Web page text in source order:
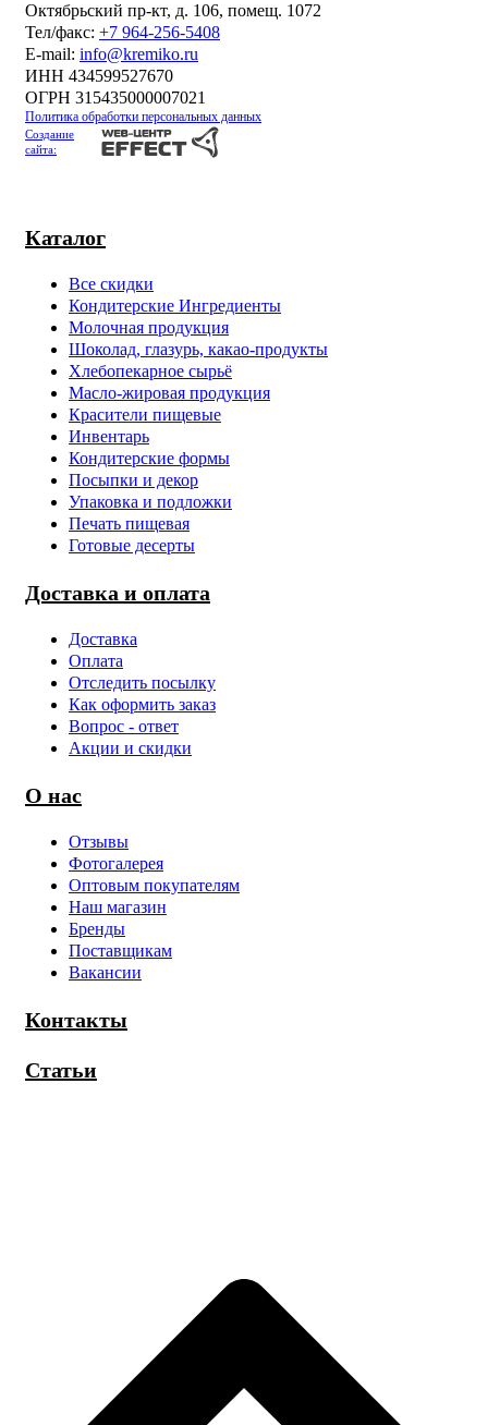
Каталог
Все скидки
Кондитерские Ингредиенты
Молочная продукция
Шоколад, глазурь, какао-продукты
Хлебопекарное сырьё
Масло-жировая продукция
Красители пищевые
Инвентарь
Кондитерские формы
Посыпки и декор
Упаковка и подложки
Печать пищевая
Готовые десерты
Доставка и оплата
Доставка
Оплата
Отследить посылку
Как оформить заказ
Вопрос - ответ
Акции и скидки
О нас
Отзывы
Фотогалерея
Оптовым покупателям
Наш магазин
Бренды
Поставщикам
Вакансии
Контакты
Статьи
Октябрьский пр-кт, д. 106, помещ. 1072
Тел/факс: +7 964-256-5408
Е-mail: info@kremiko.ru
ИНН 434599527670
ОГРН 315435000007021
Политика обработки персональных данных
Создание
сайта: